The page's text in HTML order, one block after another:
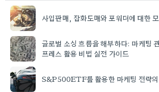
사입판매, 잡화도매와 포워더에 대한
글로벌 소싱 흐름을 해부하다: 마케팅
프레스 활용 비법 실전 가이드
S&P500ETF를 활용한 마케팅 전략의